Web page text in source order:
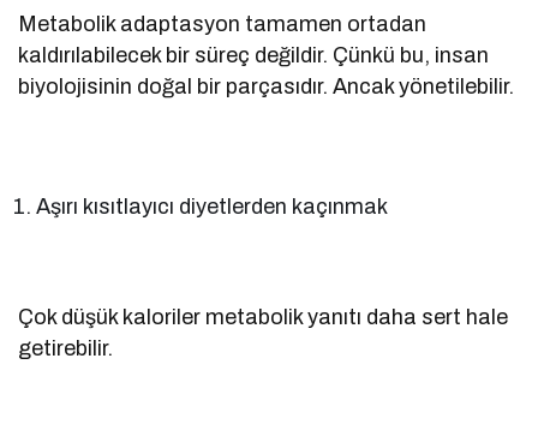
Metabolik adaptasyon tamamen ortadan
kaldırılabilecek bir süreç değildir. Çünkü bu, insan
biyolojisinin doğal bir parçasıdır. Ancak yönetilebilir.
Aşırı kısıtlayıcı diyetlerden kaçınmak
Çok düşük kaloriler metabolik yanıtı daha sert hale
getirebilir.